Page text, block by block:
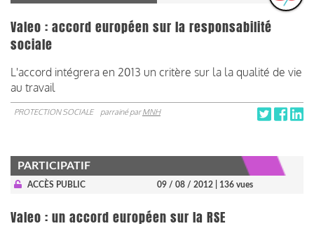
Valeo : accord européen sur la responsabilité
sociale
L'accord intégrera en 2013 un critère sur la la qualité de vie
au travail
PROTECTION SOCIALE parrainé parMNH
PARTICIPATIF
ACCÈS PUBLIC 09 / 08 / 2012 | 136 vues
Valeo : un accord européen sur la RSE